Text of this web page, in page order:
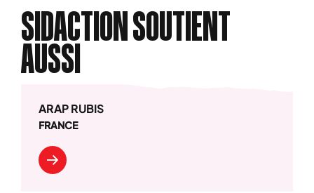
SIDACTION SOUTIENT
AUSSI
ARAP RUBIS
FRANCE